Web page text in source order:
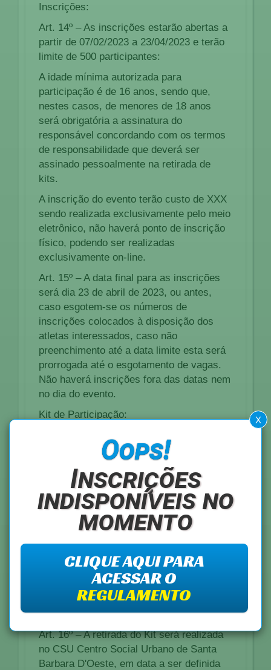
Inscrições:
Art. 14º – As inscrições estarão abertas a
partir de 07/02/2023 a 23/04/2023 e terão
limite de 500 participantes:
A idade mínima autorizada para
participação é de 16 anos, sendo que,
nestes casos, de menores de 18 anos
será obrigatória a assinatura do
responsável concordando com os termos
de responsabilidade que deverá ser
assinado pessoalmente na retirada de
kits.
A inscrição do evento terão custo de XXX
sendo realizada exclusivamente pelo meio
eletrônico, não haverá ponto de inscrição
físico, podendo ser realizadas
exclusivamente on-line.
Art. 15º – A data final para as inscrições
será dia 23 de abril de 2023, ou antes,
caso esgotem-se os números de
inscrições colocados à disposição dos
atletas interessados, caso não
preenchimento até a data limite esta será
prorrogada até o esgotamento de vagas.
Não haverá inscrições fora das datas nem
no dia do evento.
Kit de Participação:
Art. 16º – A retirada do Kit será realizada
no CSU Centro Social Urbano de Santa
Barbara D'Oeste, em data a ser definida
X
Oops!
Inscrições
indisponíveis no
momento
CLIQUE AQUI PARA
ACESSAR O
REGULAMENTO